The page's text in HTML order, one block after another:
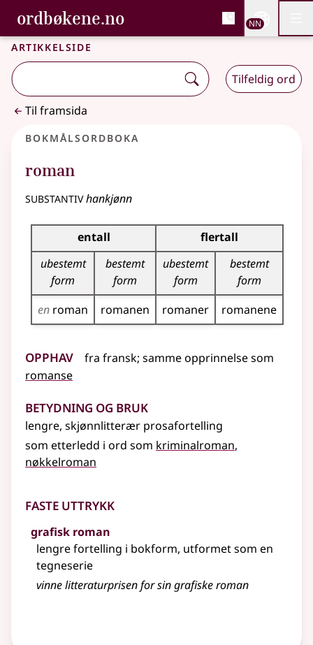
Gå til hovudinnhald
Tilgjenge
ordbøkene.no, Bokmålsordboka og
Bokmålsordboka og Nynorskordboka
NN
Artikkelside
Tilfeldig ord
Til framsida
Bokmålsordboka
roman
substantivhankjønn
Bøyingstabell for dette substantivet
entall
flertall
ubestemt
form
bestemt
form
ubestemt
form
bestemt
form
en roman romanen romaner romanene
Opphav fra fransk; samme opprinnelse som
romanse
Betydning og bruk
lengre, skjønnlitterær prosafortelling
som etterledd i ord som kriminalroman
nøkkelroman
Faste uttrykk
grafisk roman
lengre fortelling i bokform, utformet som en
tegneserie
vinne litteraturprisen for sin grafiske roman